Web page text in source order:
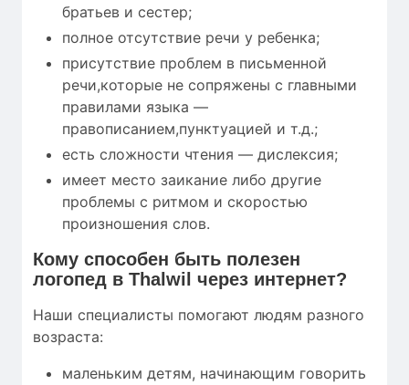
братьев и сестер;
полное отсутствие речи у ребенка;
присутствие проблем в письменной
речи,которые не сопряжены с главными
правилами языка —
правописанием,пунктуацией и т.д.;
есть сложности чтения — дислексия;
имеет место заикание либо другие
проблемы с ритмом и скоростью
произношения слов.
Кому способен быть полезен
логопед в Thalwil через интернет?
Наши специалисты помогают людям разного
возраста:
маленьким детям, начинающим говорить